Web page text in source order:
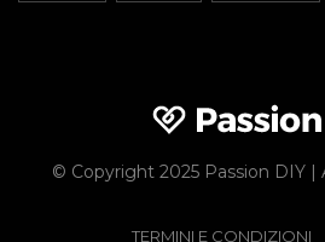
© Copyright 2025 Passion DIY |
TERMINI E CONDIZIONI